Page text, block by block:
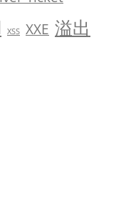
XSS XXE 溢出